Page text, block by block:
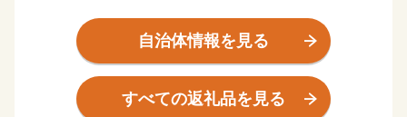
かな春が訪れる頃、国営ひたち海浜公園では、香り高く
色鮮やかなスイセン、カラフルで可愛らしいチューリッ
プ、そして、『死ぬまでに行きたい！世界の絶景』と評
され空の青・海の青のハーモニーが美しいネモフィラが
自治体情報を見る
すべての返礼品を見る